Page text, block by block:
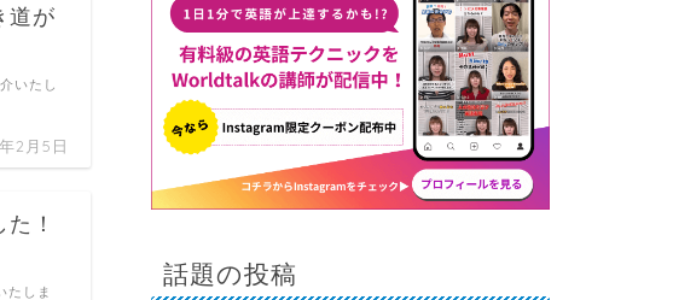
道が
2月5日
いたし
！
たしま
話題の投稿